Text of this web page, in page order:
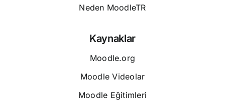
Neden MoodleTR
Kaynaklar
Moodle.org
Moodle Videolar
Moodle Eğitimleri